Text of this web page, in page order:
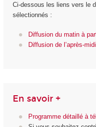
Ci-dessous les liens vers le
sélectionnés :
Diffusion du matin à
Diffusion de l’après-
En savoir +
Programme détaillé à